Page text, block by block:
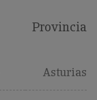
Provincia
Asturias